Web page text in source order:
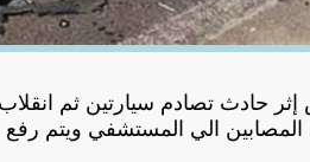
إثر حادث تصادم سيارتين ثم
المصابين الي المستشفي ويتم